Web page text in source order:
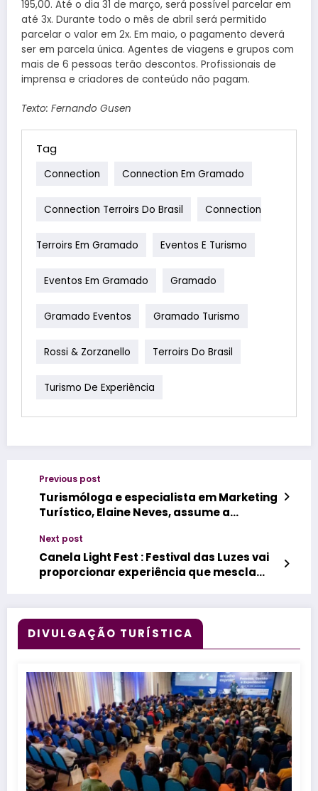
195,00. Até o dia 31 de março, será possível parcelar em
até 3x. Durante todo o mês de abril será permitido
parcelar o valor em 2x. Em maio, o pagamento deverá
ser em parcela única. Agentes de viagens e grupos com
mais de 6 pessoas terão descontos. Profissionais de
imprensa e criadores de conteúdo não pagam.
Texto: Fernando Gusen
Tag
Connection Connection Em Gramado
Connection Terroirs Do Brasil Connection
Terroirs Em Gramado Eventos E Turismo
Eventos Em Gramado Gramado
Gramado Eventos Gramado Turismo
Rossi & Zorzanello Terroirs Do Brasil
Turismo De Experiência
Previous post
Turismóloga e especialista em Marketing
Turístico, Elaine Neves, assume a
Região
Next post
Canela Light Fest : Festival das Luzes vai
proporcionar experiência que mescla
DIVULGAÇÃO TURÍSTICA